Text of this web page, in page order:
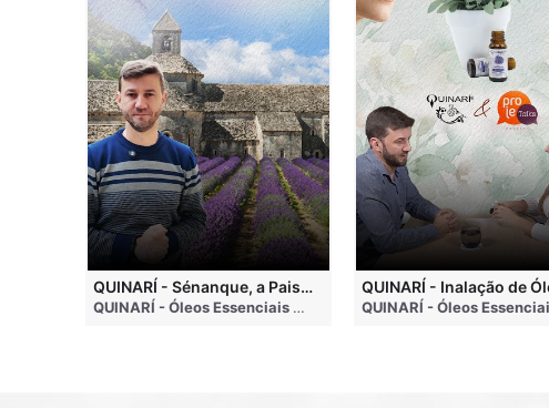
• 4 months ago
QUINARÍ - Sénanque, a Paisagem Mais Famosa da Aromaterapia
QUINARÍ - Óleos Essenciais e Aromaterapia • 3 weeks ago